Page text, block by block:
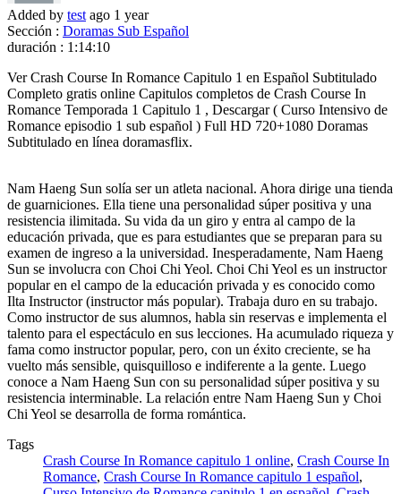
Added by test ago 1 year
Sección : Doramas Sub Español
duración : 1:14:10
Ver Crash Course In Romance Capitulo 1 en Español Subtitulado
Completo gratis online Capitulos completos de Crash Course In
Romance Temporada 1 Capitulo 1 , Descargar ( Curso Intensivo de
Romance episodio 1 sub español ) Full HD 720+1080 Doramas
Subtitulado en línea doramasflix.
Nam Haeng Sun solía ser un atleta nacional. Ahora dirige una tienda
de guarniciones. Ella tiene una personalidad súper positiva y una
resistencia ilimitada. Su vida da un giro y entra al campo de la
educación privada, que es para estudiantes que se preparan para su
examen de ingreso a la universidad. Inesperadamente, Nam Haeng
Sun se involucra con Choi Chi Yeol. Choi Chi Yeol es un instructor
popular en el campo de la educación privada y es conocido como
Ilta Instructor (instructor más popular). Trabaja duro en su trabajo.
Como instructor de sus alumnos, habla sin reservas e implementa el
talento para el espectáculo en sus lecciones. Ha acumulado riqueza y
fama como instructor popular, pero, con un éxito creciente, se ha
vuelto más sensible, quisquilloso e indiferente a la gente. Luego
conoce a Nam Haeng Sun con su personalidad súper positiva y su
resistencia interminable. La relación entre Nam Haeng Sun y Choi
Chi Yeol se desarrolla de forma romántica.
Tags
Crash Course In Romance capitulo 1 online, Crash Course In
Romance, Crash Course In Romance capitulo 1 español,